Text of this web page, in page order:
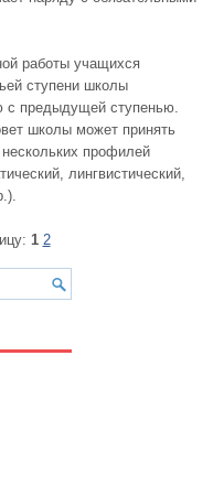
работы учащихся
ступени школы
с предыдущей ступенью.
школы может принять
профилей
лингвистический,
1 2